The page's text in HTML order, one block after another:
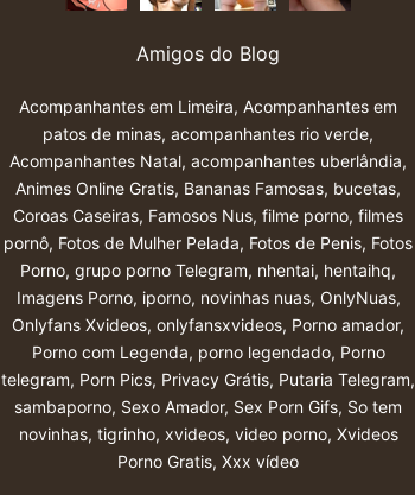
Amigos do Blog
Acompanhantes em Limeira,Acompanhantes em
patos de minas,acompanhantes rio verde,
Acompanhantes Natal,acompanhantes uberlândia,
Animes Online Gratis, Bananas Famosas, bucetas,
Coroas Caseiras, Famosos Nus,filme porno,filmes
pornô, Fotos de Mulher Pelada, Fotos de Penis, Fotos
Porno,grupo porno Telegram, nhentai, hentaihq,
Imagens Porno, iporno, novinhas nuas, OnlyNuas,
Onlyfans Xvideos,onlyfansxvideos, Porno amador,
Porno com Legenda, porno legendado, Porno
telegram, Porn Pics, Privacy Grátis, Putaria Telegram,
sambaporno, Sexo Amador, Sex Porn Gifs, So tem
novinhas, tigrinho, xvideos, video porno, Xvideos
Porno Gratis,Xxx vídeo